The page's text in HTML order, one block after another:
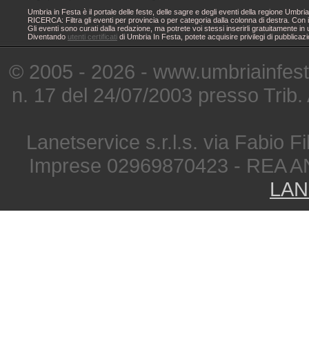
Umbria in Festa è il portale delle feste, delle sagre e degli eventi della regione
RICERCA: Filtra gli eventi per provincia o per categoria dalla colonna di destra.
Gli eventi sono curati dalla redazione, ma potrete voi stessi inserirli gratuitamente
Diventando utenti certificati di Umbria In Festa, potete acquisire privilegi di
© 2005 - 2026 -
n. 17 del 24/07/2003 presso
Lanetservice s.r.l.s. via Fabio
Imprese 02969870423 - REA